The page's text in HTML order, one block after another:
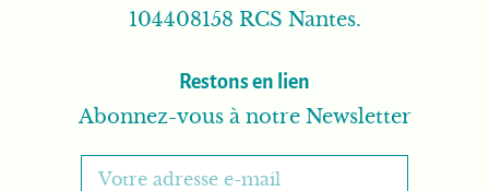
104408158 RCS Nantes.
Restons en lien
Abonnez-vous à notre Newsletter